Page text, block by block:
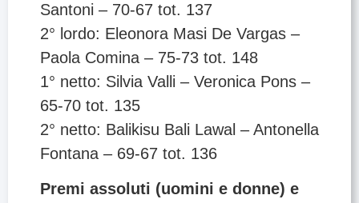
Santoni – 70-67 tot. 137
2° lordo: Eleonora Masi De Vargas –
Paola Comina – 75-73 tot. 148
1° netto: Silvia Valli – Veronica Pons –
65-70 tot. 135
2° netto: Balikisu Bali Lawal – Antonella
Fontana – 69-67 tot. 136
Premi assoluti (uomini e donne) e